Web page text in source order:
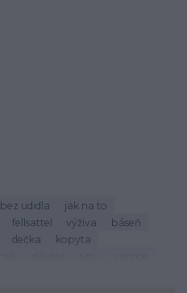
bez udidla
jak na to
fellsattel výživa
báseň
dečka
kopyta